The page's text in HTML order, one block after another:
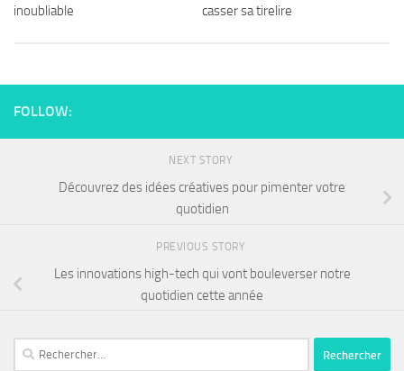
inoubliable
casser sa tirelire
FOLLOW:
NEXT STORY
Découvrez des idées créatives pour pimenter votre
quotidien
PREVIOUS STORY
Les innovations high-tech qui vont bouleverser notre
quotidien cette année